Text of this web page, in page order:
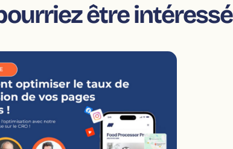
être intéressé